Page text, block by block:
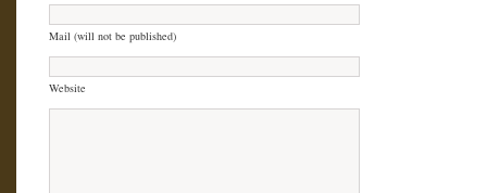
Mail (will not be published)
Website